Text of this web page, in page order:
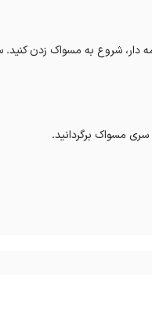
آرام و ادامه دار، شروع به مسواک
مسواک برگردانید.